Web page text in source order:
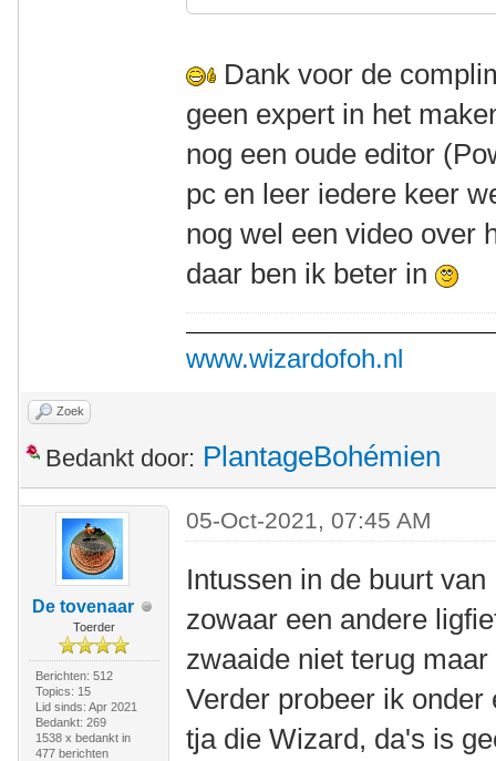
Dank voor de
geen expert in het
nog een oude editor
pc en leer iedere keer
nog wel een video over
daar ben ik beter in
www.wizardofoh.nl
Zoek
Bedankt door: PlantageBohémien
De tovenaar
Toerder
Berichten: 512
Topics: 15
Lid sinds: Apr 2021
Bedankt: 269
1538 x bedankt in
477 berichten
05-Oct-2021, 07:45 AM
Intussen in de buurt
zowaar een andere
zwaaide niet terug
Verder probeer ik
tja die Wizard, da's is